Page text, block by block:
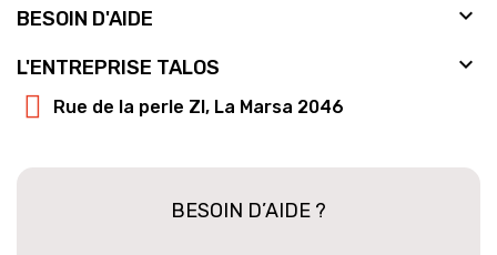
BESOIN D'AIDE 
L'ENTREPRISE TALOS 
Rue de la perle ZI, La Marsa 2046
BESOIN D’AIDE ?